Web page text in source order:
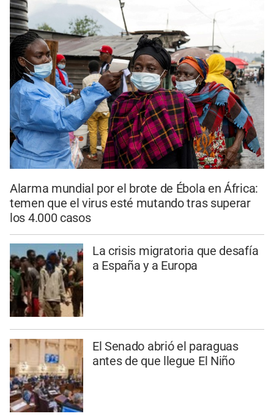
Alarma mundial por el brote de Ébola en África:
temen que el virus esté mutando tras superar
los 4.000 casos
La crisis migratoria que desafía
a España y a Europa
El Senado abrió el paraguas
antes de que llegue El Niño